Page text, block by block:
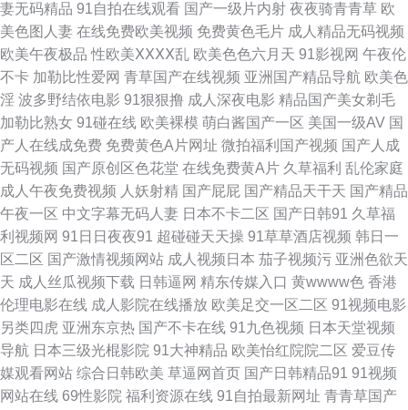
伪娘自蔚 91午夜电影院 欧美成人黄色网址 色鬼网站导航 91吃瓜麻豆观看
91秒拍福利视频 AY视频资源在线 超碰日韩 东方四虎私人影库 久久微拍福利
老司机 婷婷成人综合网 影音先锋在线视频婷婷 91网址在线免费 成人自卫 欧
美a久久 91官方传媒免费线观看 久91c 午夜男女很黄的视频 91永久免费网站
久久社区 午夜看又粗又长又色 欧美日韩网欧美网 91国自视频 福利久久草 日
韩毛片总汇 精品免费国 四虎院网站 91福利是看爽片 a片网站ww 黄色极品网
站蓝莓视频 一本到无码高清 91竹菊 男人的天堂黄色A片 亚洲天堂虎六六六
AV日韩另类 激情五月天社区 天美mv限免在线 91人妻福利精品 国产区熟女
丝袜 先锋资源网站AV 97亚洲手机在线观看 另类性爱综合 91干看片逼爽爽淫
妻无码精品 91自拍在线观看 国产一级片内射 夜夜骑青青草 欧
美色图人妻 在线免费欧美视频 免费黄色毛片 成人精品无码视频
欧美午夜极品 性欧美ⅩⅩⅩⅩ乱 欧美色色六月天 91影视网 午夜伦
不卡 加勒比性爱网 青草国产在线视频 亚洲国产精品导航 欧美色
淫 波多野结依电影 91狠狠撸 成人深夜电影 精品国产美女剃毛
加勒比熟女 91碰在线 欧美裸模 萌白酱国产一区 美国一级AV 国
产人在线成免费 免费黄色A片网址 微拍福利国产视频 国产人成
无码视频 国产原创区色花堂 在线免费黄A片 久草福利 乱伦家庭
成人午夜免费视频 人妖射精 国产屁屁 国产精品天干天 国产精品
午夜一区 中文字幕无码人妻 日本不卡二区 国产日韩91 久草福
利视频网 91日日夜夜91 超碰碰天天操 91草草酒店视频 韩日一
区二区 国产激情视频网站 成人视频日本 茄子视频污 亚洲色欲天
天 成人丝瓜视频下载 日韩逼网 精东传媒入口 黄wwww色 香港
伦理电影在线 成人影院在线播放 欧美足交一区二区 91视频电影
另类四虎 亚洲东京热 国产不卡在线 91九色视频 日本天堂视频
导航 日本三级光棍影院 91大神精品 欧美怡红院院二区 爱豆传
媒观看网站 综合日韩欧美 草逼网首页 国产日韩精品91 91视频
网站在线 69性影院 福利资源在线 91自拍最新网址 青青草国产